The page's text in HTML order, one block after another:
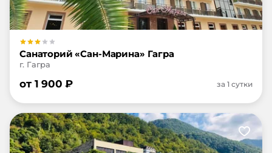
Санаторий «Сан-Марина» Гагра
г. Гагра
от 1 900 ₽ за 1 сутки